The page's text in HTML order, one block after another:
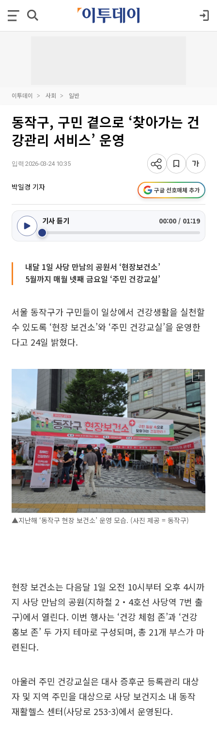
이투데이 사회 일반
동작구, 구민 곁으로 ‘찾아가는 건
강관리 서비스’ 운영
입력 2026-03-24 10:35
박일경 기자 구글 선호매체 추가
기사 듣기 00:00 / 01:19
내달 1일 사당 만남의 공원서 ‘현장보건소’
5월까지 매월 넷째 금요일 ‘주민 건강교실’
서울 동작구가 구민들이 일상에서 건강생활을 실천할
수 있도록 ‘현장 보건소’와 ‘주민 건강교실’을 운영한
다고 24일 밝혔다.
▲지난해 ‘동작구 현장 보건소’ 운영 모습. (사진 제공 = 동작구)
현장 보건소는 다음달 1일 오전 10시부터 오후 4시까
지 사당 만남의 공원(지하철 2‧4호선 사당역 7번 출
구)에서 열린다. 이번 행사는 ‘건강 체험 존’과 ‘건강
홍보 존’ 두 가지 테마로 구성되며, 총 21개 부스가 마
련된다.
아울러 주민 건강교실은 대사 증후군 등록관리 대상
자 및 지역 주민을 대상으로 사당 보건지소 내 동작
재활헬스 센터(사당로 253-3)에서 운영된다.